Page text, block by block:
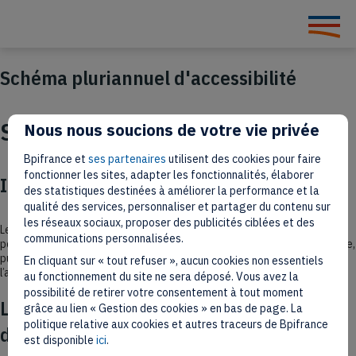
Schéma pluriannuel d'accessibilité
Schéma sur 3 ans
Introduction
Le décret n° 2019-768 du 24 juillet 2019 relatif à l’accessibilité aux
personnes handicapées des services de communication au public en ligne,
publié le 25 juillet 2019, détermine les obligations relatives à
l’accessibilité des sites agents et du sitewww.la-frenchtouch.fr
L’accessibilité dans la stratégie numérique
de Bpifrance
Nous nous soucions de votre vie privée
Bpifrance et ses partenaires utilisent des cookies pour faire
fonctionner les sites, adapter les fonctionnalités, élaborer
des statistiques destinées à améliorer la performance et la
qualité des services, personnaliser et partager du contenu sur
les réseaux sociaux, proposer des publicités ciblées et des
communications personnalisées.
En cliquant sur « tout refuser », aucun cookies non essentiels
au fonctionnement du site ne sera déposé. Vous avez la
possibilité de retirer votre consentement à tout moment
grâce au lien « Gestion des cookies » en bas de page. La
politique relative aux cookies et autres traceurs de Bpifrance
est disponible ici.